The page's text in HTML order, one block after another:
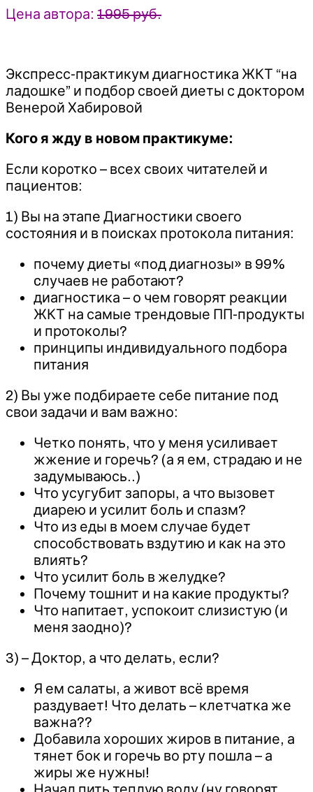
Цена автора: 1995 руб.
Экспресс-практикум диагностика ЖКТ “на
ладошке” и подбор своей диеты с доктором
Венерой Хабировой
Кого я жду в новом практикуме:
Если коротко – всех своих читателей и
пациентов:
1) Вы на этапе Диагностики своего
состояния и в поисках протокола питания:
почему диеты «под диагнозы» в 99%
cлучаев не работают?
диагностика – о чем говорят реакции
ЖКТ на самые трендовые ПП-продукты
и протоколы?
принципы индивидуального подбора
питания
2) Вы уже подбираете себе питание под
свои задачи и вам важно:
Четко понять, что у меня усиливает
жжение и горечь? (а я ем, страдаю и не
задумываюсь..)
Что усугубит запоры, а что вызовет
диарею и усилит боль и спазм?
Что из еды в моем случае будет
способствовать вздутию и как на это
влиять?
Что усилит боль в желудке?
Почему тошнит и на какие продукты?
Что напитает, успокоит слизистую (и
меня заодно)?
3) – Доктор, а что делать, если?
Я ем салаты, а живот всё время
раздувает! Что делать – клетчатка же
важна??
Добавила хороших жиров в питание, а
тянет бок и горечь во рту пошла – а
жиры же нужны!